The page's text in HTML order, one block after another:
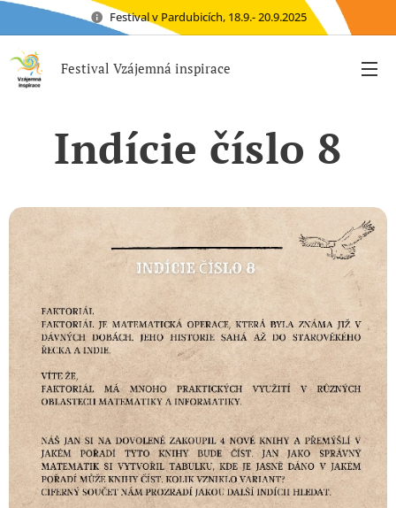
Festival v Pardubicích, 18.9.- 20.9.2025
Festival Vzájemná inspirace
Indície číslo 8